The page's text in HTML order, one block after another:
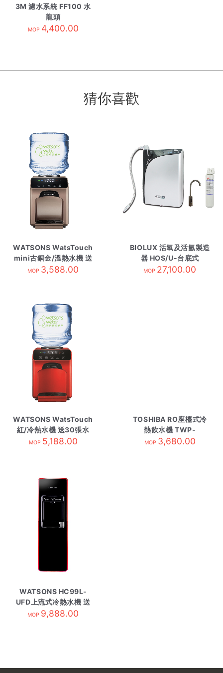
3M 濾水系統 FF100 水
龍頭
MOP 4,400.00
猜你喜歡
WATSONS WatsTouch
mini古銅金/溫熱水機 送
18張水券/需訂貨
MOP 3,588.00
BIOLUX 活氧及活氫製造
器 HOS/U-台底式
MOP 27,100.00
WATSONS WatsTouch
紅/冷熱水機 送30張水
券/需訂貨
MOP 5,188.00
TOSHIBA RO座檯式冷
熱飲水機 TWP-
W2265THK/W
MOP 3,680.00
WATSONS HC99L-
UFD上流式冷熱水機 送
30張水券/需訂 黑
MOP 9,888.00